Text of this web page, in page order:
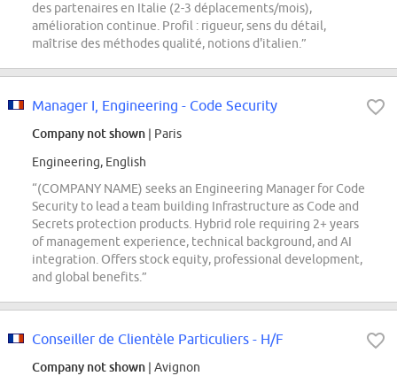
des partenaires en Italie (2-3 déplacements/mois),
amélioration continue. Profil : rigueur, sens du détail,
maîtrise des méthodes qualité, notions d'italien.”
Manager I, Engineering - Code Security
Company not shown | Paris
Engineering, English
“(COMPANY NAME) seeks an Engineering Manager for Code
Security to lead a team building Infrastructure as Code and
Secrets protection products. Hybrid role requiring 2+ years
of management experience, technical background, and AI
integration. Offers stock equity, professional development,
and global benefits.”
Conseiller de Clientèle Particuliers - H/F
Company not shown | Avignon